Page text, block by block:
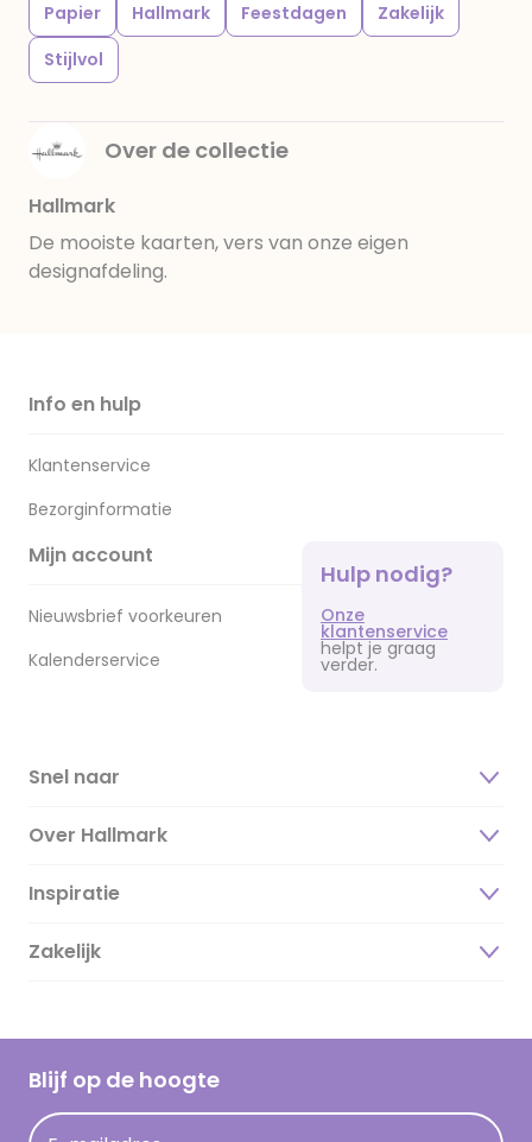
Papier Hallmark Feestdagen
Zakelijk
Stijlvol
Over de collectie
Hallmark
De mooiste kaarten, vers van onze eigen
designafdeling.
Info en hulp
Klantenservice
Bezorginformatie
Mijn account
Nieuwsbrief voorkeuren
Kalenderservice
Hulp nodig?
Onze
klantenservice
helpt je graag
verder.
Snel naar
Over Hallmark
Over ons
Duurzaamheid
Hallmark Kaartclub
Acties
Inspiratie
Magazine
Cadeau inspiratie
Kaartinspiratie
Zakelijk
Blijf op de hoogte